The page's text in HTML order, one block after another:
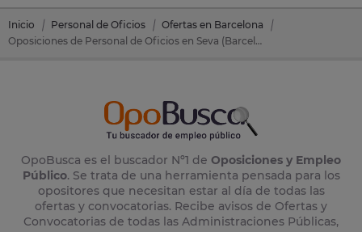
Inicio Personal de Oficios
Ofertas en Barcelona
Oposiciones de Personal de Oficios en Seva (Barcelona)
OpoBusca es el buscador Nº1 de Oposiciones y Empleo
Público. Se trata de una herramienta pensada para los
opositores que necesitan estar al día de todas las
ofertas y convocatorias. Recibe avisos de Ofertas y
Convocatorias de todas las Administraciones Públicas,